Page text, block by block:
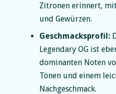
Zitronen erinnert,
und Gewürzen.
Geschmacksprofil:
Legendary OG ist
dominanten Noten
Tönen und einem
Nachgeschmack.